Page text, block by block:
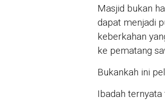
Masjid bukan
dapat menjadi
keberkahan
ke pematang
Bukankah ini
Ibadah